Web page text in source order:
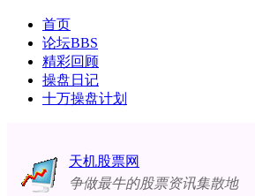
首页
论坛BBS
精彩回顾
操盘日记
十万操盘计划
天机股票网
争做最牛的股票资讯集散地